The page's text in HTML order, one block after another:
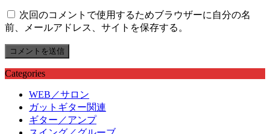
次回のコメントで使用するためブラウザーに自分の名
前、メールアドレス、サイトを保存する。
Categories
WEB／サロン
ガットギター関連
ギター／アンプ